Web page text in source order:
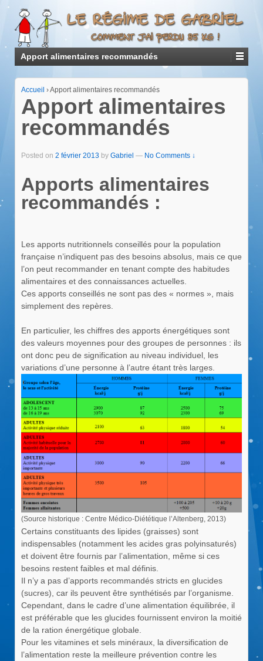
Apport alimentaires recommandés
Accueil ›Apport alimentaires recommandés
Apport alimentaires
recommandés
Posted on 2 février 2013 by Gabriel — No Comments ↓
Apports alimentaires
recommandés :
Les apports nutritionnels conseillés pour la population
française n’indiquent pas des besoins absolus, mais ce que
l’on peut recommander en tenant compte des habitudes
alimentaires et des connaissances actuelles.
Ces apports conseillés ne sont pas des « normes », mais
simplement des repères.
En particulier, les chiffres des apports énergétiques sont
des valeurs moyennes pour des groupes de personnes : ils
ont donc peu de signification au niveau individuel, les
variations d’une personne à l’autre étant très larges.
(Source historique : Centre Médico-Diététique l’Altenberg, 2013)
Certains constituants des lipides (graisses) sont
indispensables (notamment les acides gras polyinsaturés)
et doivent être fournis par l’alimentation, même si ces
besoins restent faibles et mal définis.
Il n’y a pas d’apports recommandés stricts en glucides
(sucres), car ils peuvent être synthétisés par l’organisme.
Cependant, dans le cadre d’une alimentation équilibrée, il
est préférable que les glucides fournissent environ la moitié
de la ration énergétique globale.
Pour les vitamines et sels minéraux, la diversification de
l’alimentation reste la meilleure prévention contre les